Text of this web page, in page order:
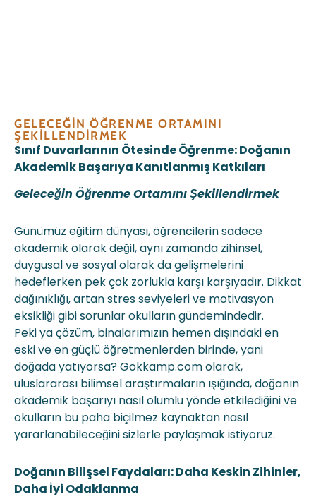
GELECEĞIN ÖĞRENME ORTAMINI
ŞEKILLENDIRMEK
Sınıf Duvarlarının Ötesinde Öğrenme: Doğanın
Akademik Başarıya Kanıtlanmış Katkıları
Geleceğin Öğrenme Ortamını Şekillendirmek
Günümüz eğitim dünyası, öğrencilerin sadece
akademik olarak değil, aynı zamanda zihinsel,
duygusal ve sosyal olarak da gelişmelerini
hedeflerken pek çok zorlukla karşı karşıyadır. Dikkat
dağınıklığı, artan stres seviyeleri ve motivasyon
eksikliği gibi sorunlar okulların gündemindedir.
Peki ya çözüm, binalarımızın hemen dışındaki en
eski ve en güçlü öğretmenlerden birinde, yani
doğada yatıyorsa? Gokkamp.com olarak,
uluslararası bilimsel araştırmaların ışığında, doğanın
akademik başarıyı nasıl olumlu yönde etkilediğini ve
okulların bu paha biçilmez kaynaktan nasıl
yararlanabileceğini sizlerle paylaşmak istiyoruz.
Doğanın Bilişsel Faydaları: Daha Keskin Zihinler,
Daha İyi Odaklanma